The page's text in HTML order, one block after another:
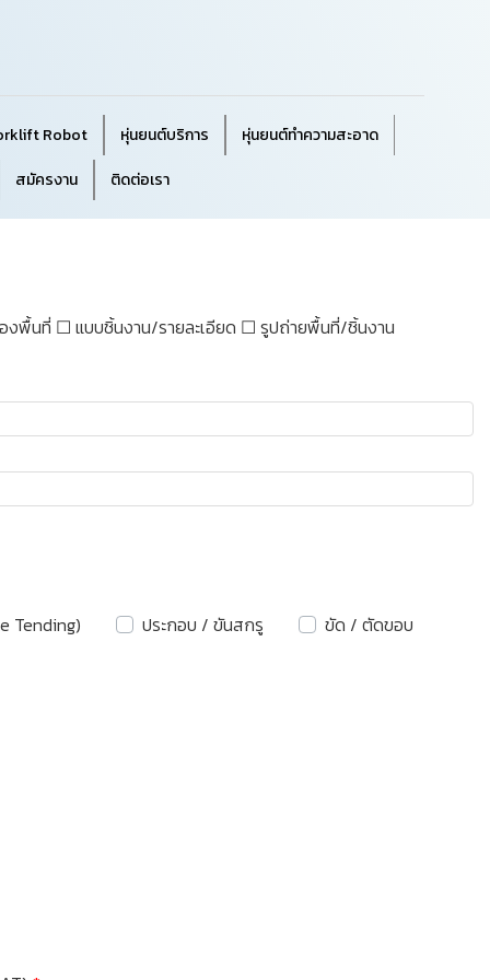
Robot หุ่นยนต์บริการ
หุ่นยนต์ทำความสะอาด
สมัครงาน ติดต่อเรา
องพื้นที่ ☐ แบบชิ้นงาน/รายละเอียด ☐ รูปถ่ายพื้นที่/ชิ้นงาน
Tending) ประกอบ / ขันสกรู
ขัด / ตัดขอบ